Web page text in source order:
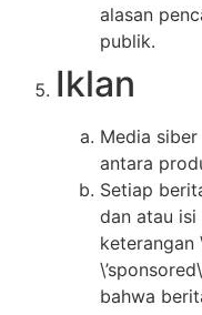
alasan
publik.
Iklan
Media
antara
Setiap
dan atau
keterangan
bahwa